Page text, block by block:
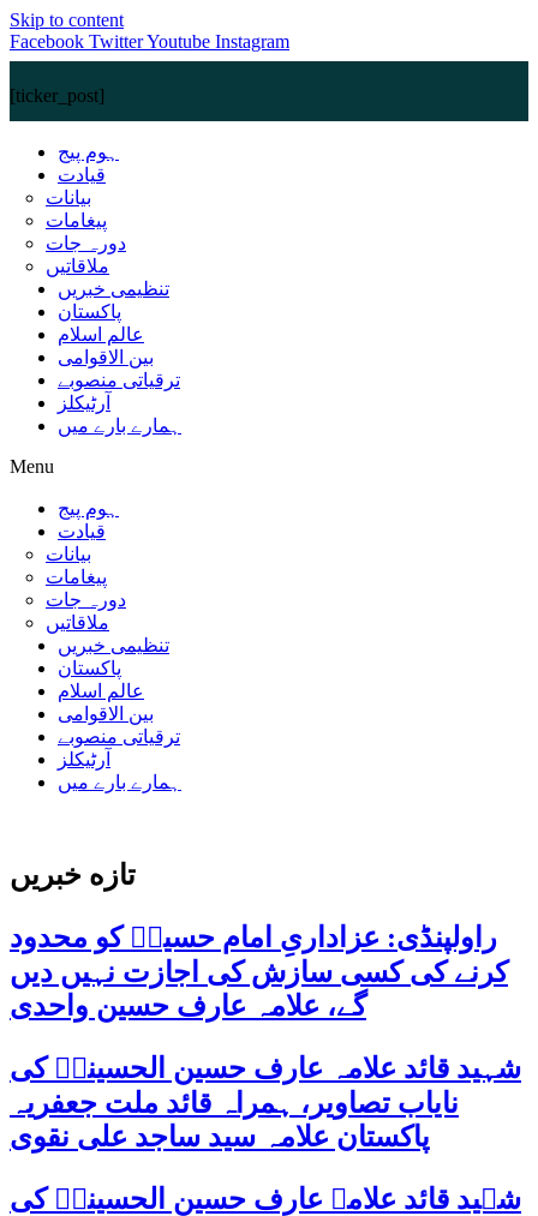
Skip to content
Facebook TwitterYoutube Instagram
[ticker_post]
ہوم پیج
قیادت
بیانات
پیغامات
دورہ جات
ملاقاتیں
تنظیمی خبریں
پاکستان
عالم اسلام
بین الاقوامی
ترقیاتی منصوبے
آرٹیکلز
ہمارے بارے میں
Menu
ہوم پیج
قیادت
بیانات
پیغامات
دورہ جات
ملاقاتیں
تنظیمی خبریں
پاکستان
عالم اسلام
بین الاقوامی
ترقیاتی منصوبے
آرٹیکلز
ہمارے بارے میں
تازه خبریں
راولپنڈی: عزاداریِ امام حسینؑ کو محدود
کرنے کی کسی سازش کی اجازت نہیں دیں
گے، علامہ عارف حسین واحدی
شہید قائد علامہ عارف حسین الحسینیؒ کی
نایاب تصاویر، ہمراہ قائد ملت جعفریہ
پاکستان علامہ سید ساجد علی نقوی
شہید قائد علامہ عارف حسین الحسینیؒ کی